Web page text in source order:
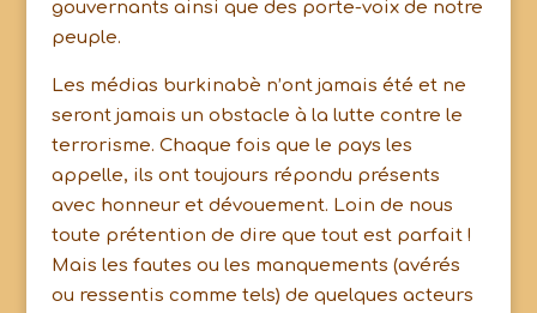
gouvernants ainsi que des porte-voix de notre
peuple.
Les médias burkinabè n’ont jamais été et ne
seront jamais un obstacle à la lutte contre le
terrorisme. Chaque fois que le pays les
appelle, ils ont toujours répondu présents
avec honneur et dévouement. Loin de nous
toute prétention de dire que tout est parfait !
Mais les fautes ou les manquements (avérés
ou ressentis comme tels) de quelques acteurs